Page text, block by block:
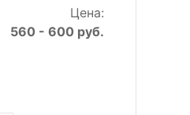
Цена:
560 - 600 руб.